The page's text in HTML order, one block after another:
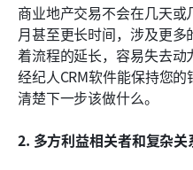
商业地产交易不会在几天
月甚至更长时间，涉及更
着流程的延长，容易失去
经纪人CRM软件能保持您
清楚下一步该做什么。
2. 多方利益相关者和复杂关